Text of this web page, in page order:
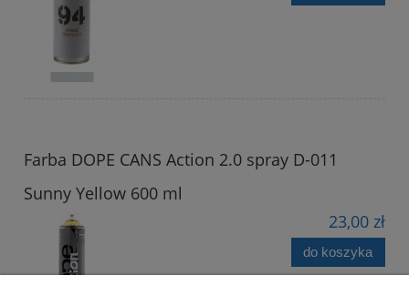
Farba DOPE CANS Action 2.0 spray D-011
Sunny Yellow 600 ml
23,00 zł
do koszyka